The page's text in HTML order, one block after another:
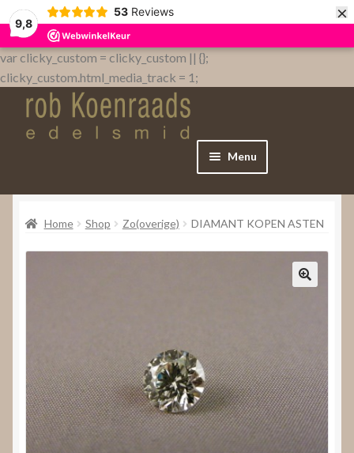
9,8
53 Reviews ×
var clicky_custom = clicky_custom || {};
clicky_custom.html_media_track = 1;
Menu
Home
Video’s
Submenu
uitvouwen
Home Shop Zo(overige) DIAMANT KOPEN ASTEN